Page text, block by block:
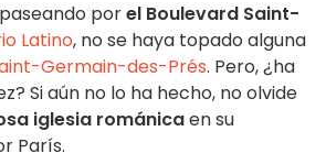
porel Boulevard Saint-
Latino, no se haya topado alguna
Germain-des-Prés. Pero, ¿ha
Si aún no lo ha hecho, no olvide
iglesia románicaen su
París.